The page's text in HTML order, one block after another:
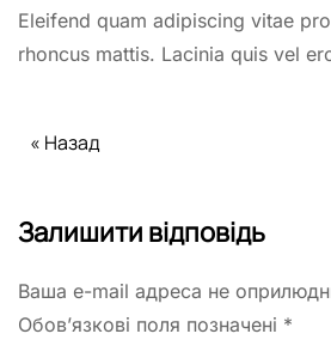
Eleifend quam adipiscing vitae
rhoncus mattis. Lacinia quis vel
« Назад
Залишити відповідь
Ваша e-mail адреса не
Обов’язкові поля позначені *